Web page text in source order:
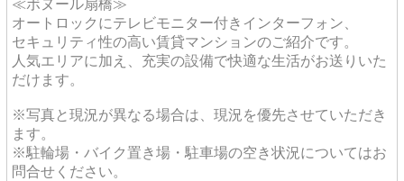
≪ボヌール扇橋≫
オートロックにテレビモニター付きインターフォン、
セキュリティ性の高い賃貸マンションのご紹介です。
人気エリアに加え、充実の設備で快適な生活がお送りいた
だけます。
※写真と現況が異なる場合は、現況を優先させていただき
ます。
※駐輪場・バイク置き場・駐車場の空き状況についてはお
問合せください。